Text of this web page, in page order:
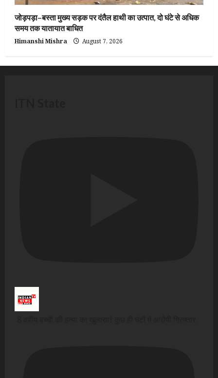
जोड़पड़ा–बस्ता मुख्य सड़क पर दंतैल हाथी का उत्पात, दो घंटे से अधिक
समय तक यातायात बाधित
Himanshi Mishra August 7, 2026